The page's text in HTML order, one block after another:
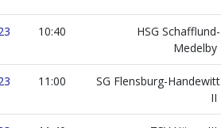
10:40
HSG Schafflund-
Medelby
11:00
SG Flensburg-Handewitt
II